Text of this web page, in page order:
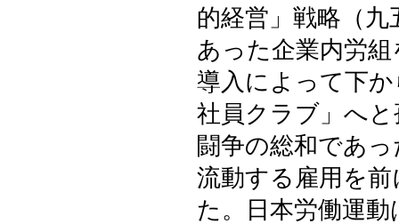
的経営」戦略（
あった企業内労
導入によって下
社員クラブ」へ
闘争の総和であ
流動する雇用を
た。日本労働運